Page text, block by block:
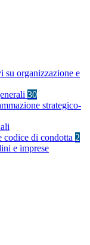
su organizzazione e
30
strategico-
codice di condotta 2
e imprese